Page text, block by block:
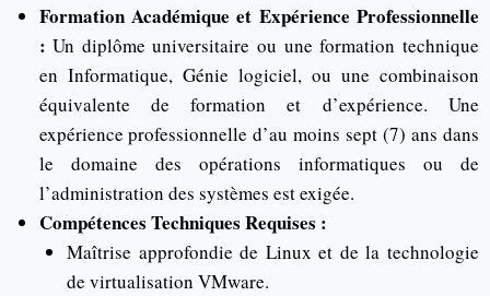
Formation Académique et Expérience Professionnelle
: Un diplôme universitaire ou une formation technique
en Informatique, Génie logiciel, ou une combinaison
équivalente de formation et d’expérience. Une
expérience professionnelle d’au moins sept (7) ans dans
le domaine des opérations informatiques ou de
l’administration des systèmes est exigée.
Compétences Techniques Requises :
Maîtrise approfondie de Linux et de la technologie
de virtualisation VMware.